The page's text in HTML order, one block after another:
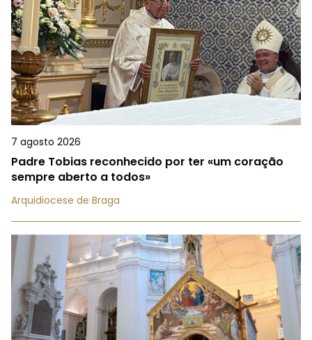
7 agosto 2026
Padre Tobias reconhecido por ter «um coração
sempre aberto a todos»
Arquidiocese de Braga